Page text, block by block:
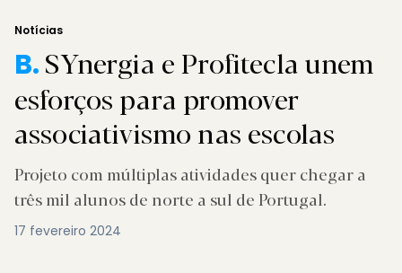
Notícias
B.SYnergia e Profitecla unem
esforços para promover
associativismo nas escolas
Projeto com múltiplas atividades quer chegar a
três mil alunos de norte a sul de Portugal.
17 fevereiro 2024